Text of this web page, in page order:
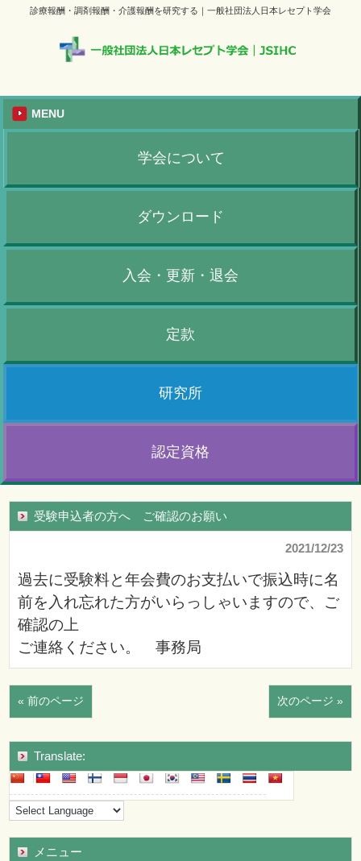
診療報酬・調剤報酬・介護報酬を研究する｜一般社団法人日本レセプト学会
MENU
学会について
ダウンロード
入会・更新・退会
定款
研究所
認定資格
受験申込者の方へ ご確認のお願い
2021/12/23
過去に受験料と年会費のお支払いで振込時に名
前を入れ忘れた方がいらっしゃいますので、ご
確認の上
« 前のページ 次のページ »
Translate:
メニュー